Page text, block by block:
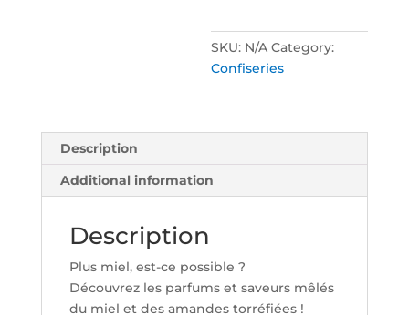
amandes
broyées
SKU: N/A Category:
Confiseries
Description
Additional information
Description
Plus miel, est-ce possible ?
Découvrez les parfums et saveurs mêlés
du miel et des amandes torréfiées !